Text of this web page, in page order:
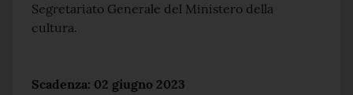
Segretariato Generale del Ministero della
cultura.
Scadenza: 02 giugno 2023